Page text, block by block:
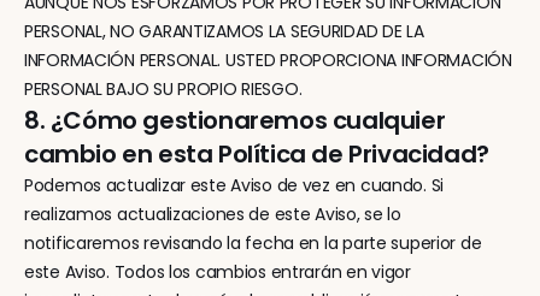
PERSONAL, NO GARANTIZAMOS LA SEGURIDAD DE LA
INFORMACIÓN PERSONAL. USTED PROPORCIONA INFORMACIÓN
PERSONAL BAJO SU PROPIO RIESGO.
8. ¿Cómo gestionaremos cualquier
cambio en esta Política de Privacidad?
Podemos actualizar este Aviso de vez en cuando. Si
realizamos actualizaciones de este Aviso, se lo
notificaremos revisando la fecha en la parte superior de
este Aviso. Todos los cambios entrarán en vigor